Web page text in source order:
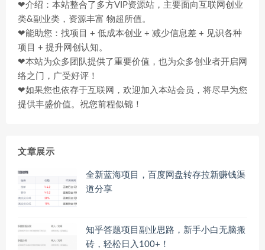
❤介绍：本站整合了多方VIP资源站，主要面向互联网创业
类&副业类，资源丰富 物超所值。
❤能助您：找项目 + 低成本创业 + 减少信息差 + 见识各种
项目 + 提升网创认知。
❤本站为众多团队提供了重要价值，也为众多创业者开启网
络之门，广受好评！
❤如果您也依存于互联网，欢迎加入本站会员，将尽早为您
提供丰盛价值。祝您前程似锦！
文章展示
全新蓝海项目，百度网盘转存拉新赚钱渠
道分享
知乎答题项目副业思路，新手小白无脑搬
砖，轻松日入100+！